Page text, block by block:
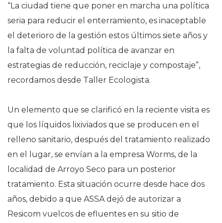
“La ciudad tiene que poner en marcha una política
seria para reducir el enterramiento, es inaceptable
el deterioro de la gestión estos últimos siete años y
la falta de voluntad política de avanzar en
estrategias de reducción, reciclaje y compostaje”,
recordamos desde Taller Ecologista.
Un elemento que se clarificó en la reciente visita es
que los líquidos lixiviados que se producen en el
relleno sanitario, después del tratamiento realizado
en el lugar, se envían a la empresa Worms, de la
localidad de Arroyo Seco para un posterior
tratamiento. Esta situación ocurre desde hace dos
años, debido a que ASSA dejó de autorizar a
Resicom vuelcos de efluentes en su sitio de